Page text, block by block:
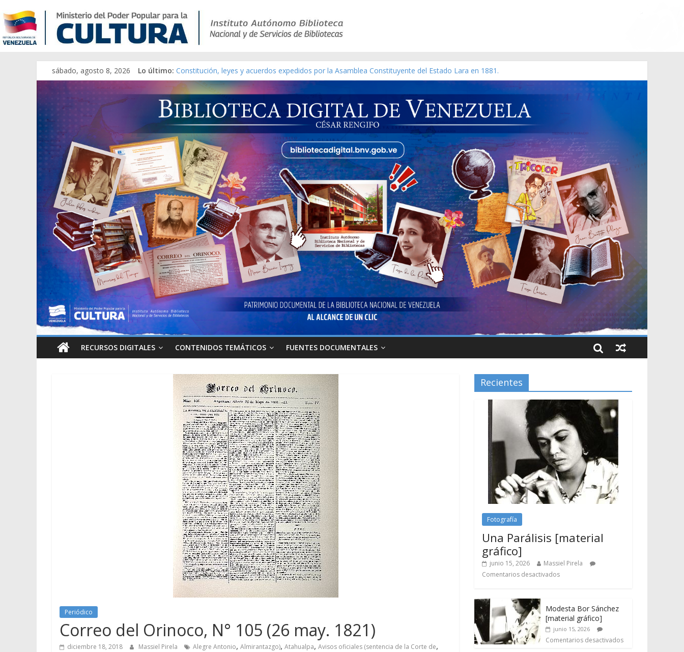
sábado, agosto 8, 2026 Lo último: Constitución, leyes y acuerdos expedidos por la Asamblea Constituyente del Estado Lara en 1881.
Una Parálisis [material gráfico]
Modesta Bor Sánchez [material gráfico]
Gaceta Oficial de la República de Venezuela año CXXXIII Mes V, Caracas 09 de marzo de 2006 N° 38.394
Catálogo temático de obras de Modesta Bor
RECURSOS DIGITALES CONTENIDOS TEMÁTICOS FUENTES DOCUMENTALES
Periódico
Correo del Orinoco, N° 105 (26 may. 1821)
diciembre 18, 2018 Massiel Pirela Alegre Antonio, Almirantazgo), Atahualpa, Avisos oficiales (sentencia de la Corte de,
Recientes
Fotografía
Una Parálisis [material
gráfico]
junio 15, 2026
Massiel Pirela
Comentarios desactivados
Modesta Bor Sánchez
[material gráfico]
junio 15, 2026
Comentarios desactivados